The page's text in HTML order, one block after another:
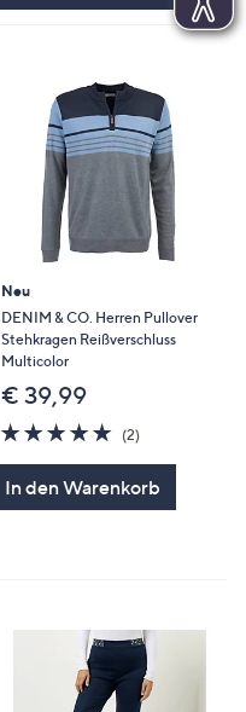
Neu
DENIM & CO. Herren Pullover
Stehkragen Reißverschluss
Multicolor
€ 39,99
5.0
von
5
(2)
In den Warenkorb